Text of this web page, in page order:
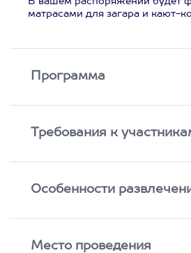
матрасами для загара и кают-
Программа
Требования к
Особенности
Место проведения